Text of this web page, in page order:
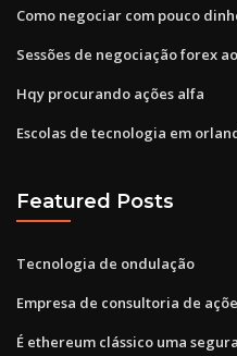
Como negociar com pouco
Sessões de negociação forex
Hqy procurando ações alfa
Escolas de tecnologia em
Featured Posts
Tecnologia de ondulação
Empresa de consultoria de
É ethereum clássico uma